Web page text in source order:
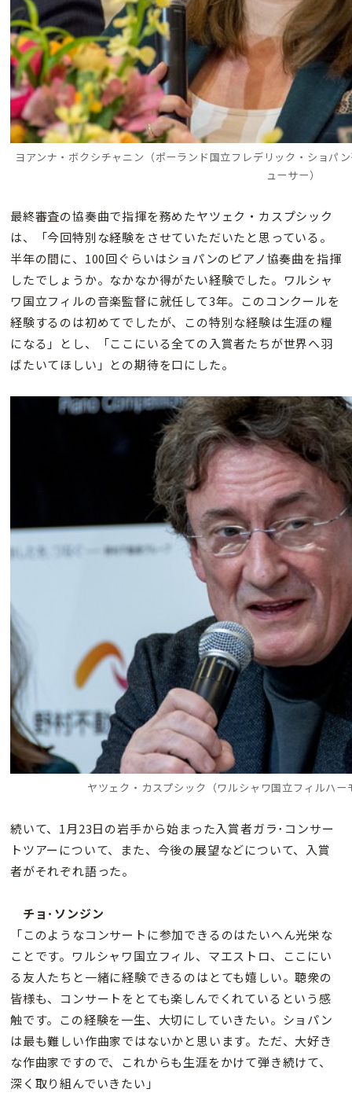
ヨアンナ・ボクシチャニン（ポーランド国立フレデリック・ショパ
ューサー）
最終審査の協奏曲で指揮を務めたヤツェク・カスプシック
は、「今回特別な経験をさせていただいたと思っている。
半年の間に、100回ぐらいはショパンのピアノ協奏曲を指揮
したでしょうか。なかなか得がたい経験でした。ワルシャ
ワ国立フィルの音楽監督に就任して3年。このコンクールを
経験するのは初めてでしたが、この特別な経験は生涯の糧
になる」とし、「ここにいる全ての入賞者たちが世界へ羽
ばたいてほしい」との期待を口にした。
ヤツェク・カスプシック（ワルシャワ国立フィルハ
続いて、1月23日の岩手から始まった入賞者ガラ･コンサー
トツアーについて、また、今後の展望などについて、入賞
者がそれぞれ語った。
チョ･ソンジン
「このようなコンサートに参加できるのはたいへん光栄な
ことです。ワルシャワ国立フィル、マエストロ、ここにい
る友人たちと一緒に経験できるのはとても嬉しい。聴衆の
皆様も、コンサートをとても楽しんでくれているという感
触です。この経験を一生、大切にしていきたい。ショパン
は最も難しい作曲家ではないかと思います。ただ、大好き
な作曲家ですので、これからも生涯をかけて弾き続けて、
深く取り組んでいきたい」